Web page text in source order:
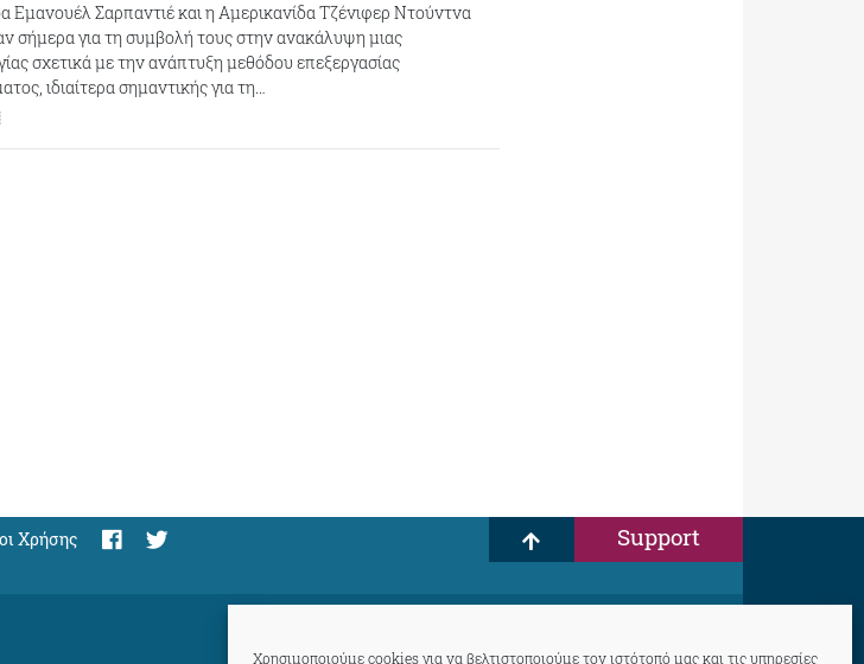
Χρησιμοποιούμε cookies για να βελτιστοποιούμε τον ιστότοπό μας και τις υπηρεσίες
Εμανουέλ Σαρπαντιέ και η Αμερικανίδα Τζένιφερ Ντούντνα
σήμερα για τη συμβολή τους στην ανακάλυψη μιας
σχετικά με την ανάπτυξη μεθόδου επεξεργασίας
ιδιαίτερα σημαντικής για τη…
Χρήσης
Support